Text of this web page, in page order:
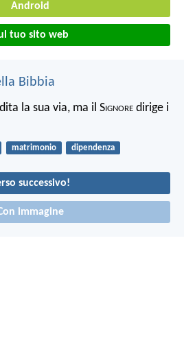
Android
tuo sito web
Bibbia
la sua via, ma il Signore dirige i
matrimonio dipendenza
successivo!
immagine